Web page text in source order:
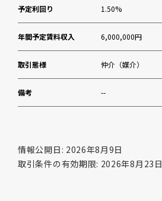
予定利回り 1.50%
年間予定賃料収入 6,000,000円
取引態様 仲介（媒介）
備考 --
情報公開日: 2026年8月9日
取引条件の有効期限: 2026年8月23日